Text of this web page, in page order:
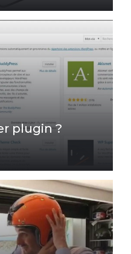
plugin ?